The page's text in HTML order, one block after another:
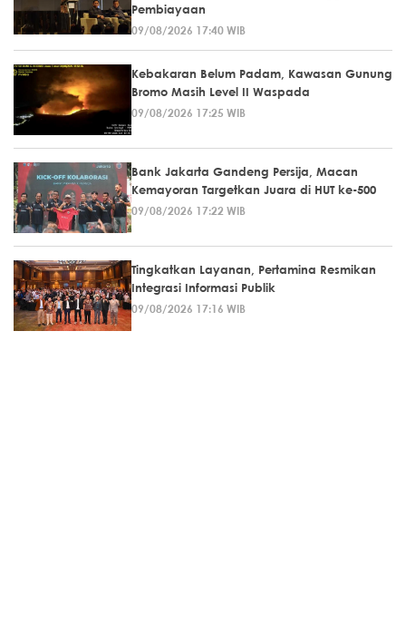
Pembiayaan
09/08/2026 17:40 WIB
Kebakaran Belum Padam, Kawasan Gunung
Bromo Masih Level II Waspada
09/08/2026 17:25 WIB
Bank Jakarta Gandeng Persija, Macan
Kemayoran Targetkan Juara di HUT ke-500
09/08/2026 17:22 WIB
Tingkatkan Layanan, Pertamina Resmikan
Integrasi Informasi Publik
09/08/2026 17:16 WIB